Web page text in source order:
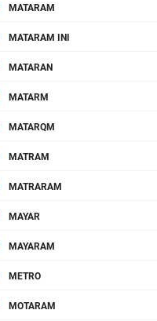
MATARAM
MATARAM INI
MATARAN
MATARM
MATARQM
MATRAM
MATRARAM
MAYAR
MAYARAM
METRO
MOTARAM